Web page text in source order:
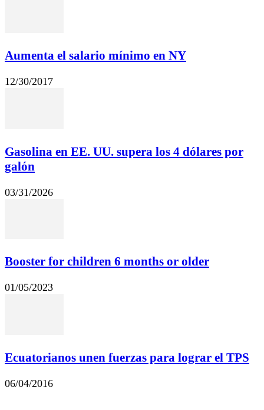
Aumenta el salario mínimo en NY
12/30/2017
Gasolina en EE. UU. supera los 4 dólares por
galón
03/31/2026
Booster for children 6 months or older
01/05/2023
Ecuatorianos unen fuerzas para lograr el TPS
06/04/2016